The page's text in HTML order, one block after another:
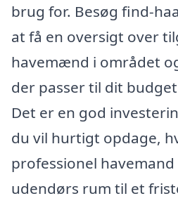
brug for. Besøg find-
at få en oversigt over
havemænd i området
der passer til dit
Det er en god
du vil hurtigt opdage,
professionel
udendørs rum til et